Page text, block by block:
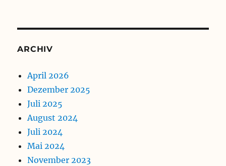
ARCHIV
April 2026
Dezember 2025
Juli 2025
August 2024
Juli 2024
Mai 2024
November 2023